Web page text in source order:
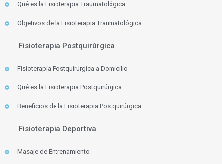
Qué es la Fisioterapia Traumatológica
Objetivos de la Fisioterapia Traumatológica
Fisioterapia Postquirúrgica
Fisioterapia Postquirúrgica a Domicilio
Qué es la Fisioterapia Postquirúrgica
Beneficios de la Fisioterapia Postquirúrgica
Fisioterapia Deportiva
Masaje de Entrenamiento